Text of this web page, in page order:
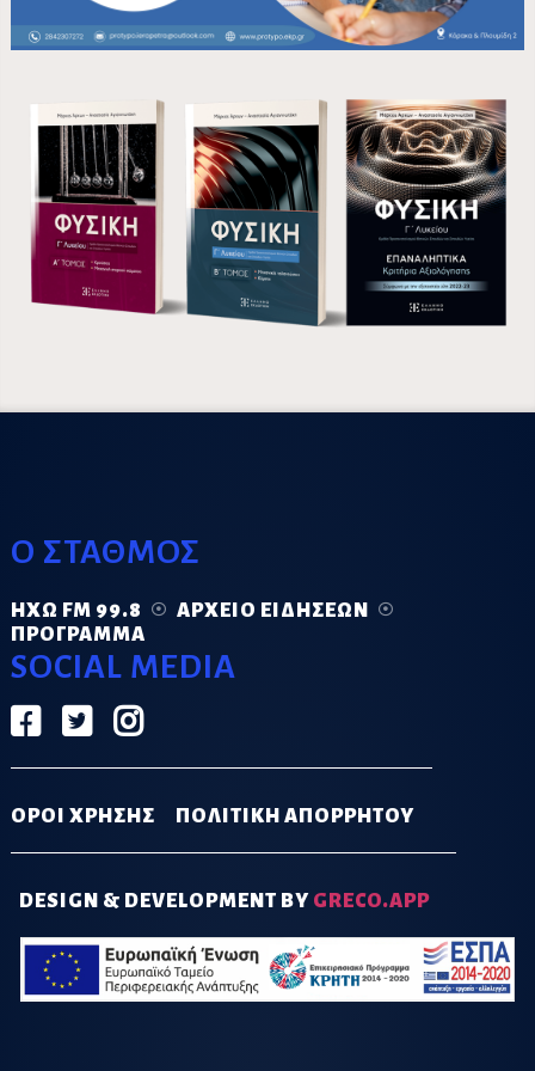
Ο ΣΤΑΘΜΟΣ
ΗΧΏ FM 99.8
ΑΡΧΕΊΟ ΕΙΔΉΣΕΩΝ
ΠΡΌΓΡΑΜΜΑ
SOCIAL MEDIA
ΟΡΟΙ ΧΡΗΣΗΣ ΠΟΛΙΤΙΚΗ ΑΠΟΡΡΗΤΟΥ
DESIGN & DEVELOPMENT BY GRECO.APP